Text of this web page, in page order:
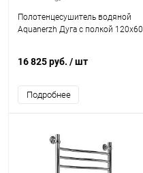
Полотенцесушитель водяной
Aquanerzh Дуга с полкой 120х60
16 825 руб. / шт
Подробнее